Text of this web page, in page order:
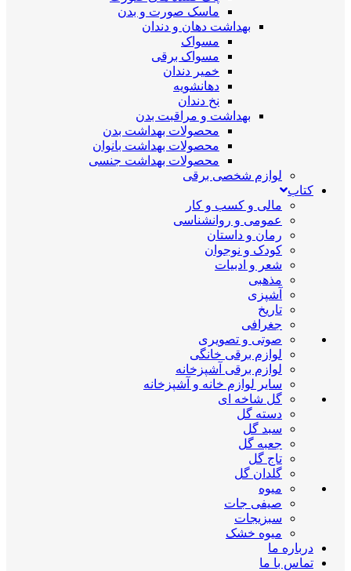
ماسک صورت و بدن
بهداشت دهان و دندان
مسواک
مسواک برقی
خمیر دندان
دهانشویه
نخ دندان
بهداشت و مراقبت بدن
محصولات بهداشت بدن
محصولات بهداشت بانوان
محصولات بهداشت جنسی
لوازم شخصی برقی
کتاب
مالی و کسب و کار
عمومی و روانشناسی
رمان و داستان
کودک و نوجوان
شعر و ادبیات
مذهبی
آشپزی
تاریخ
جغرافی
صوتی و تصویری
لوازم برقی خانگی
لوازم برقی آشپزخانه
سایر لوازم خانه و آشپزخانه
گل شاخه ای
دسته گل
سبد گل
جعبه گل
تاج گل
گلدان گل
میوه
صیفی جات
سبزیجات
میوه خشک
درباره ما
تماس با ما